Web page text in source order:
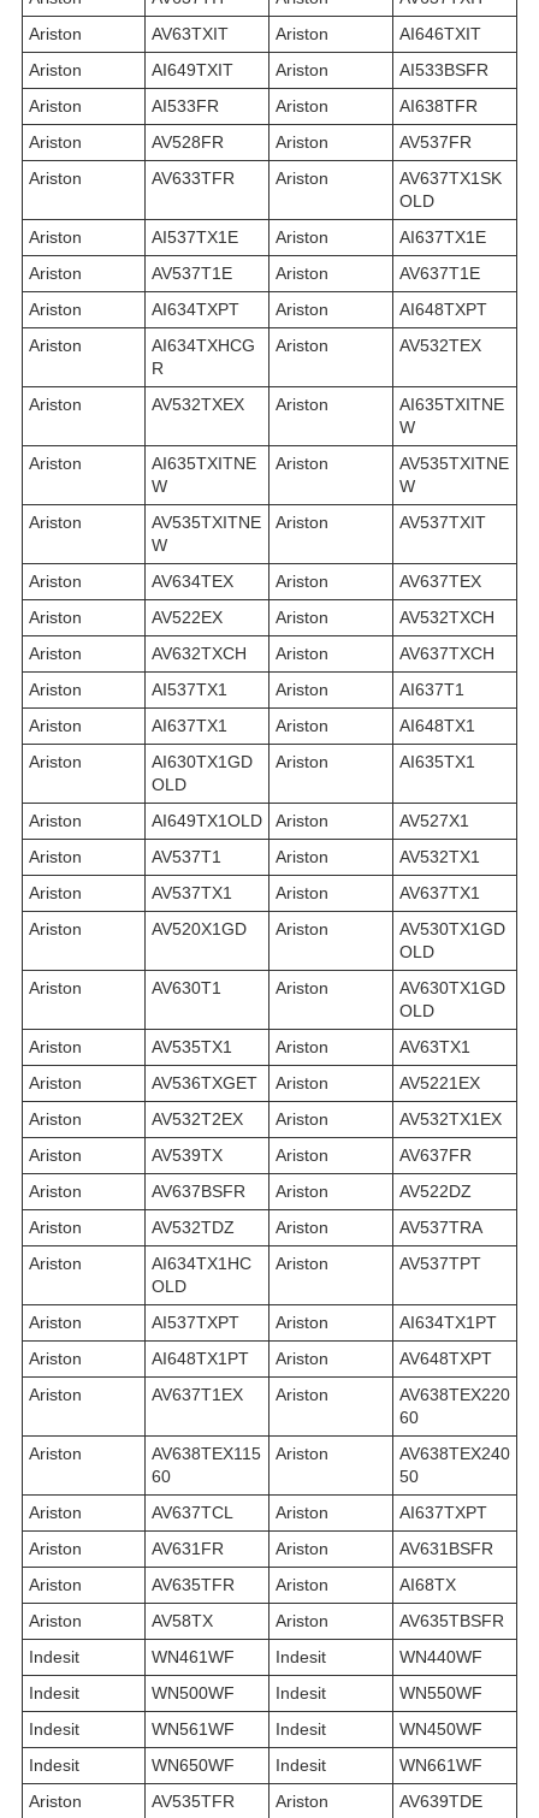
Ariston
AV63TXIT Ariston
AI646TXIT
Ariston
AI649TXIT Ariston
AI533BSFR
Ariston
AI533FR Ariston
AI638TFR
Ariston
AV528FR Ariston
AV537FR
Ariston
AV633TFR Ariston
AV637TX1SK
OLD
Ariston
AI537TX1E Ariston
AI637TX1E
Ariston
AV537T1E Ariston
AV637T1E
Ariston
AI634TXPT Ariston
AI648TXPT
Ariston
AI634TXHCG
R
Ariston AV532TEX
Ariston AV532TXEX Ariston
AI635TXITNE
W
Ariston
AI635TXITNE
W
Ariston
AV535TXITNE
W
Ariston
AV535TXITNE
W
Ariston AV537TXIT
Ariston AV634TEX Ariston
AV637TEX
Ariston
AV522EX Ariston
AV532TXCH
Ariston
AV632TXCH Ariston
AV637TXCH
Ariston
AI537TX1 Ariston
AI637T1
Ariston
AI637TX1 Ariston
AI648TX1
Ariston
AI630TX1GD
OLD
Ariston AI635TX1
Ariston AI649TX1OLD Ariston
AV527X1
Ariston
AV537T1 Ariston
AV532TX1
Ariston
AV537TX1 Ariston
AV637TX1
Ariston
AV520X1GD Ariston
AV530TX1GD
OLD
Ariston
AV630T1 Ariston
AV630TX1GD
OLD
Ariston
AV535TX1 Ariston
AV63TX1
Ariston
AV536TXGET Ariston
AV5221EX
Ariston
AV532T2EX Ariston
AV532TX1EX
Ariston
AV539TX Ariston
AV637FR
Ariston
AV637BSFR Ariston
AV522DZ
Ariston
AV532TDZ Ariston
AV537TRA
Ariston
AI634TX1HC
OLD
Ariston AV537TPT
Ariston AI537TXPT Ariston
AI634TX1PT
Ariston
AI648TX1PT Ariston
AV648TXPT
Ariston
AV637T1EX Ariston
AV638TEX220
60
Ariston
AV638TEX115
60
Ariston
AV638TEX240
50
Ariston
AV637TCL Ariston
AI637TXPT
Ariston
AV631FR Ariston
AV631BSFR
Ariston
AV635TFR Ariston
AI68TX
Ariston
AV58TX Ariston
AV635TBSFR
Indesit
WN461WF Indesit
WN440WF
Indesit
WN500WF Indesit
WN550WF
Indesit
WN561WF Indesit
WN450WF
Indesit
WN650WF Indesit
WN661WF
Ariston
AV535TFR Ariston
AV639TDE